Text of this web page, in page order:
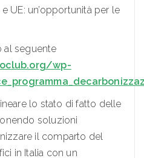
UE: un’opportunità per le
al seguente
wp-
lo stato di fatto delle
soluzioni
il comparto del
in Italia con un